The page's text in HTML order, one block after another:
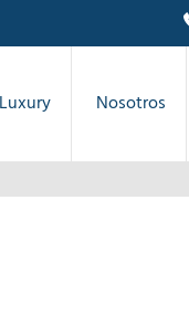
Luxury Nosotros